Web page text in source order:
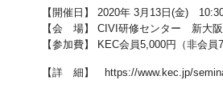
【開催日】 2020年 3月13日(金)
【会 場】 CIVI研修センター 新大
【参加費】 KEC会員5,000円（非会員
【詳 細】 https://www.kec.jp/